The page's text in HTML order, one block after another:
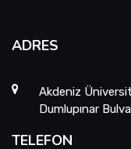
ADRES
Akdeniz
Dumlupınar
TELEFON